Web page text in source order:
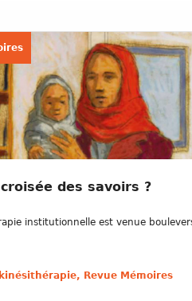
des savoirs ?
institutionnelle est venue
Revue Mémoires